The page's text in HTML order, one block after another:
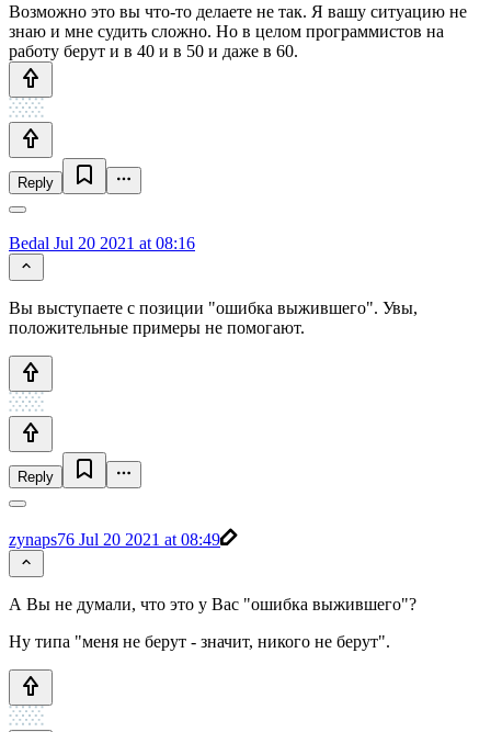
Возможно это вы что-то делаете не так. Я вашу ситуацию не
знаю и мне судить сложно. Но в целом программистов на
работу берут и в 40 и в 50 и даже в 60.
Reply
Bedal Jul 20 2021 at 08:16
Вы выступаете с позиции "ошибка выжившего". Увы,
положительные примеры не помогают.
Reply
zynaps76 Jul 20 2021 at 08:49
А Вы не думали, что это у Вас "ошибка выжившего"?
Ну типа "меня не берут - значит, никого не берут".